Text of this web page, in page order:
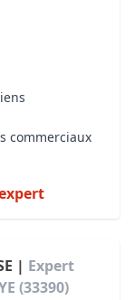
commerciaux
| Expert
(33390)